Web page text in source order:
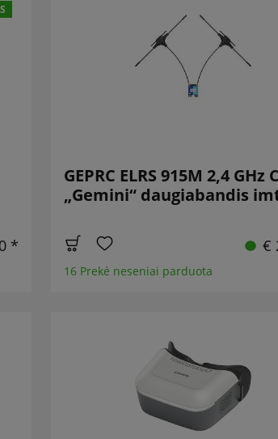
*
GEPRC ELRS 915M 2,4 GHz
„Gemini“ daugiabandis
€
16 Prekė neseniai parduota